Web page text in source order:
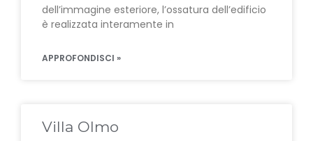
dell’immagine esteriore, l’ossatura dell’edificio
è realizzata interamente in
APPROFONDISCI »
Villa Olmo